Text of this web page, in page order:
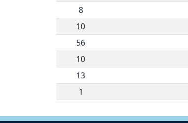
8
10
56
10
13
1